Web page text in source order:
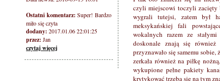
Ostatni komentarz: Super! Bardzo
miło się czyta
dodany: 2017.01.06 22:01:25
przez: Jan
czytaj więcej
czyli miejscowi toczyli zacięty
wygrali tutejsi, zatem był
meksykańskiej fali
wokalnych razem ze
doskonale znają się
przyznawało się samemu
zerkała również na piłkę
wykupione pełne pakiety
krytykować trzeba się na tym